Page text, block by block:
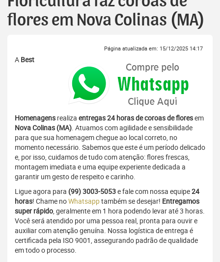
flores em Nova Colinas (MA)
Página atualizada em: 15/12/2025 14:17
A Best
Homenagens realiza entregas 24 horas de coroas de floresem
Nova Colinas (MA). Atuamos com agilidade e sensibilidade
para que sua homenagem chegue ao local correto, no
momento necessário. Sabemos que este é um período delicado
e, por isso, cuidamos de tudo com atenção: flores frescas,
montagem imediata e uma equipe experiente dedicada a
garantir um gesto de respeito e carinho.
Ligue agora para (99) 3003-5053e fale com nossa equipe24
horas! Chame noWhatsapptambém se desejar! Entregamos
super rápido, geralmente em 1 hora podendo levar até 3 horas.
Você será atendido por uma pessoa real, pronta para ouvir e
auxiliar com atenção genuína. Nossa logística de entrega é
certificada pela ISO 9001, assegurando padrão de qualidade
em todo o processo.